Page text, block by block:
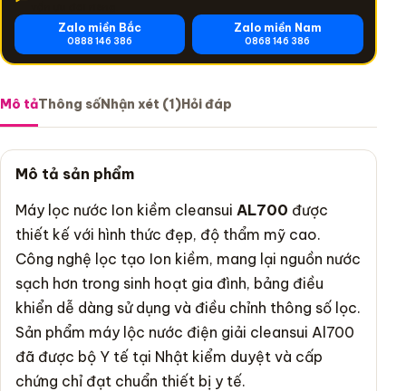
Zalo miền Bắc
0888 146 386
Zalo miền Nam
0868 146 386
Mô tảThông sốNhận xét (1)Hỏi đáp
Mô tả sản phẩm
Máy lọc nước Ion kiềm cleansui AL700 được
thiết kế với hình thức đẹp, độ thẩm mỹ cao.
Công nghệ lọc tạo Ion kiềm, mang lại nguồn nước
sạch hơn trong sinh hoạt gia đình, bảng điều
khiển dễ dàng sử dụng và điều chỉnh thông số lọc.
Sản phẩm máy lộc nước điện giải cleansui Al700
đã được bộ Y tế tại Nhật kiểm duyệt và cấp
chứng chỉ đạt chuẩn thiết bị y tế.